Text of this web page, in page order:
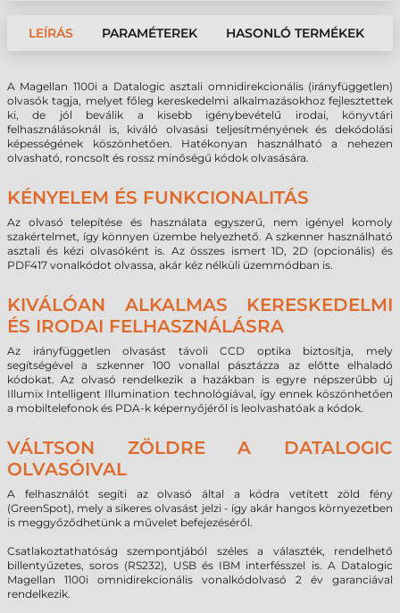
LEÍRÁS PARAMÉTEREK HASONLÓ TERMÉKEK
A Magellan 1100i a Datalogic asztali omnidirekcionális (irányfüggetlen)
olvasók tagja, melyet főleg kereskedelmi alkalmazásokhoz fejlesztettek
ki, de jól beválik a kisebb igénybevételű irodai, könyvtári
felhasználásoknál is, kiváló olvasási teljesítményének és dekódolási
képességének köszönhetően. Hatékonyan használható a nehezen
olvasható, roncsolt és rossz minőségű kódok olvasására.
KÉNYELEM ÉS FUNKCIONALITÁS
Az olvasó telepítése és használata egyszerű, nem igényel komoly
szakértelmet, így könnyen üzembe helyezhető. A szkenner használható
asztali és kézi olvasóként is. Az összes ismert 1D, 2D (opcionális) és
PDF417 vonalkódot olvassa, akár kéz nélküli üzemmódban is.
KIVÁLÓAN ALKALMAS KERESKEDELMI
ÉS IRODAI FELHASZNÁLÁSRA
Az irányfüggetlen olvasást távoli CCD optika biztosítja, mely
segítségével a szkenner 100 vonallal pásztázza az előtte elhaladó
kódokat. Az olvasó rendelkezik a hazákban is egyre népszerűbb új
Illumix Intelligent Illumination technológiával, így ennek köszönhetően
a mobiltelefonok és PDA-k képernyőjéről is leolvashatóak a kódok.
VÁLTSON ZÖLDRE A DATALOGIC
OLVASÓIVAL
A felhasználót segíti az olvasó által a kódra vetített zöld fény
(GreenSpot), mely a sikeres olvasást jelzi - így akár hangos környezetben
is meggyőződhetünk a művelet befejezéséről.
Csatlakoztathatóság szempontjából széles a választék, rendelhető
billentyűzetes, soros (RS232), USB és IBM interfésszel is. A Datalogic
Magellan 1100i omnidirekcionális vonalkódolvasó 2 év garanciával
rendelkezik.